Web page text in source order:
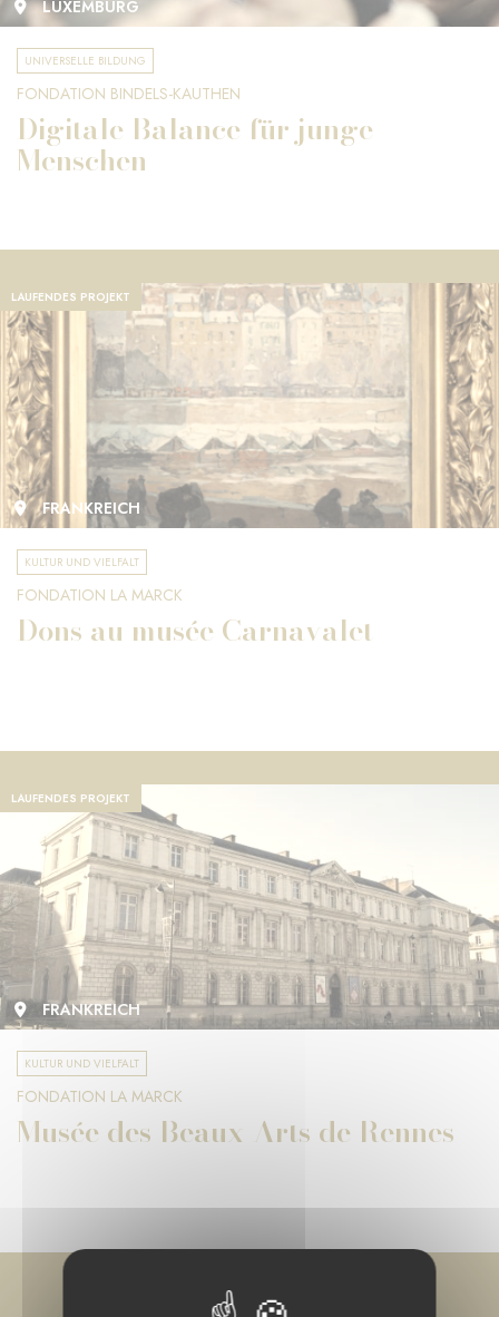
LUXEMBURG
UNIVERSELLE BILDUNG
FONDATION BINDELS-KAUTHEN
Digitale Balance für junge
Menschen
LAUFENDES PROJEKT
FRANKREICH
KULTUR UND VIELFALT
FONDATION LA MARCK
Dons au musée Carnavalet
LAUFENDES PROJEKT
FRANKREICH
KULTUR UND VIELFALT
FONDATION LA MARCK
Musée des Beaux-Arts de Rennes